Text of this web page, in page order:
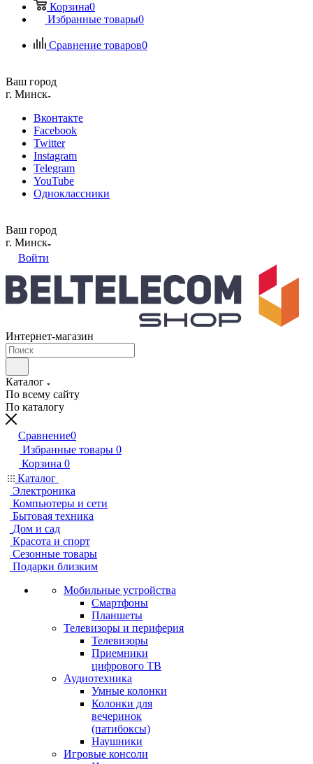
Корзина0
Избранные товары0
Сравнение товаров0
Ваш город
г. Минск
Вконтакте
Facebook
Twitter
Instagram
Telegram
YouTube
Одноклассники
Ваш город
г. Минск
Войти
Интернет-магазин
Каталог
По всему сайту
По каталогу
Сравнение0
Избранные товары 0
Корзина 0
Каталог
Электроника
Компьютеры и сети
Бытовая техника
Дом и сад
Красота и спорт
Сезонные товары
Подарки близким
Мобильные устройства
Смартфоны
Планшеты
Телевизоры и периферия
Телевизоры
Приемники
цифрового ТВ
Аудиотехника
Умные колонки
Колонки для
вечеринок
(патибоксы)
Наушники
Игровые консоли